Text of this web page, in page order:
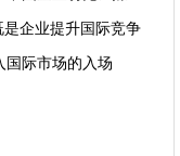
是企业提升国际竞争
国际市场的入场